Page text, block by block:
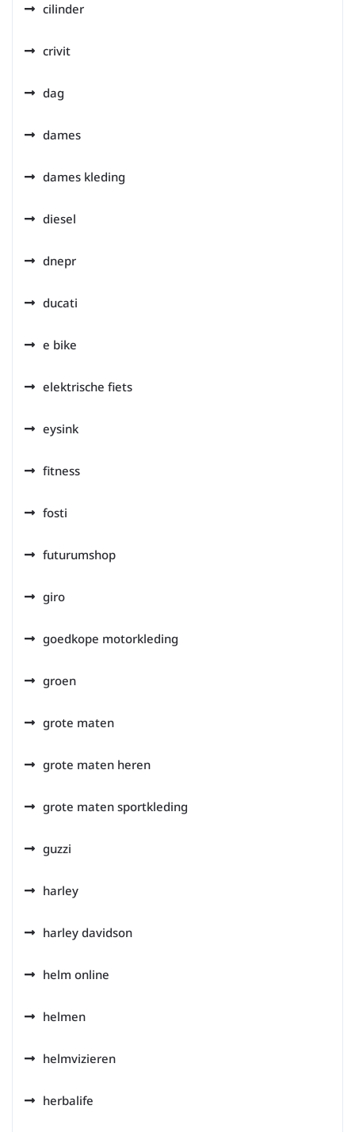
cilinder
crivit
dag
dames
dames kleding
diesel
dnepr
ducati
e bike
elektrische fiets
eysink
fitness
fosti
futurumshop
giro
goedkope motorkleding
groen
grote maten
grote maten heren
grote maten sportkleding
guzzi
harley
harley davidson
helm online
helmen
helmvizieren
herbalife